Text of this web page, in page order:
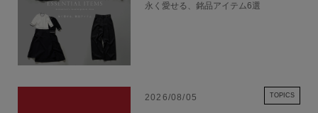
永く愛せる、銘品アイテム6選
2026/08/05 TOPICS